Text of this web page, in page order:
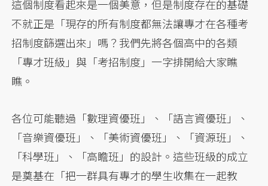
這個制度看起來是一個美意，但是制度存在的基礎
不就正是「現存的所有制度都無法讓專才在各種考
招制度篩選出來」嗎？我們先將各個高中的各類
「專才班級」與「考招制度」一字排開給大家瞧
瞧。
各位可能聽過「數理資優班」、「語言資優班」、
「音樂資優班」、「美術資優班」、「資源班」、
「科學班」、「高瞻班」的設計。這些班級的成立
是奠基在「把一群具有專才的學生收集在一起教